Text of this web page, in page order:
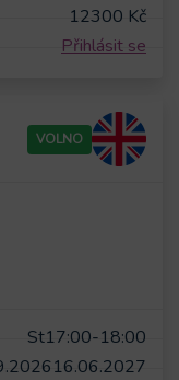
12300 Kč
Přihlásit se
VOLNO
St17:00-18:00
16.06.2027